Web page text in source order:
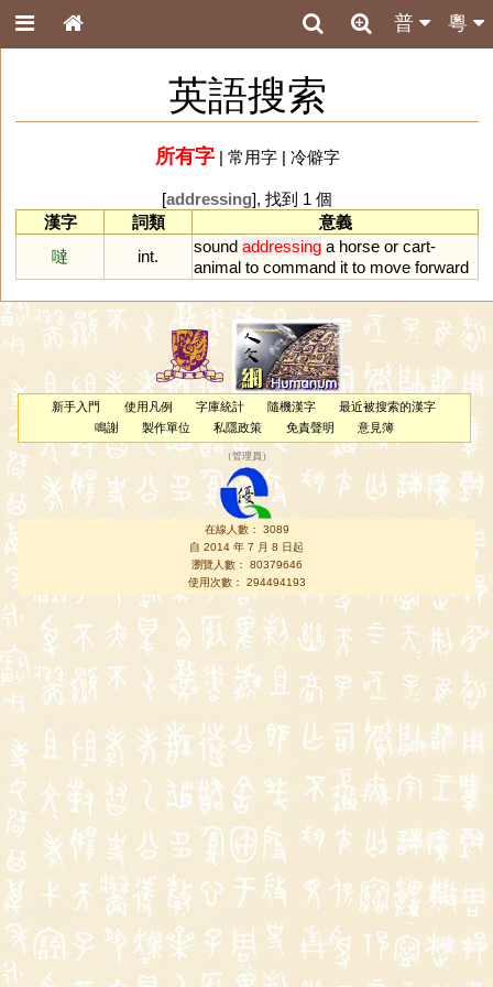
粵
普
英語搜索
所有字| 常用字| 冷僻字
[addressing], 找到 1 個
漢字
詞類
意義
噠
int.
sound addressing a horse or cart-
animal to command it to move forward
新手入門 使用凡例 字庫統計 隨機漢字
最近被搜索的漢字
鳴謝
製作單位 私隱政策 免責聲明 意見簿
（管理員 ）
在線人數： 3089
自 2014 年 7 月 8 日起
瀏覽人數： 80379646
使用次數： 294494193